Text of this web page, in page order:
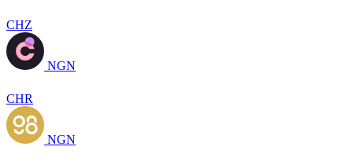
CHZ
NGN
CHR
NGN